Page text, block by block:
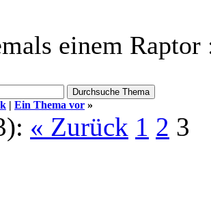
einem Raptor
| Ein Thema vor »
« Zurück 1 2 3